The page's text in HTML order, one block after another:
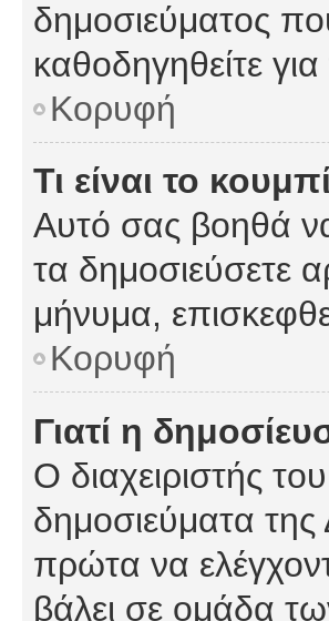
δημοσιεύματος
καθοδηγηθείτε
Κορυφή
Τι είναι το
Αυτό σας βοηθά
τα δημοσιεύσετε
μήνυμα,
Κορυφή
Γιατί η
Ο διαχειριστής
δημοσιεύματα
πρώτα να
βάλει σε ομάδα